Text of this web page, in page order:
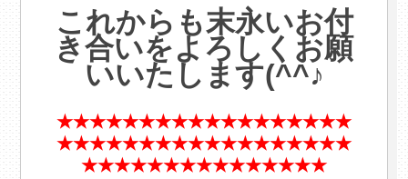
これからも末永いお付
き合いをよろしくお願
いいたします(^^♪
★★★★★★★★★★★★★★★★★★
★★★★★★★★★★★★★★★★★★
★★★★★★★★★★★★★★★